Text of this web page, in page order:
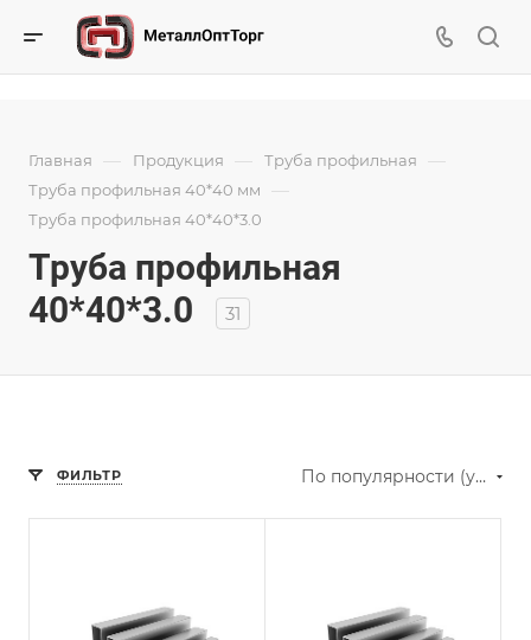
Главная — Продукция — Труба профильная —
Труба профильная 40*40 мм —
Труба профильная 40*40*3.0
Труба профильная
40*40*3.0
31
ФИЛЬТР По популярности (убывание)